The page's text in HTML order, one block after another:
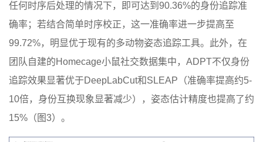
任何时序后处理的情况下，即可达到90.36%的身份追踪准
确率；若结合简单时序校正，这一准确率进一步提高至
99.72%，明显优于现有的多动物姿态追踪工具。此外，在
团队自建的Homecage小鼠社交数据集中，ADPT不仅身份
追踪效果显著优于DeepLabCut和SLEAP（准确率提高约5-
10倍，身份互换现象显著减少），姿态估计精度也提高了约
15%（图3）。